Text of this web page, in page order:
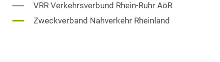
VRR Verkehrsverbund Rhein-Ruhr AöR
Zweckverband Nahverkehr Rheinland